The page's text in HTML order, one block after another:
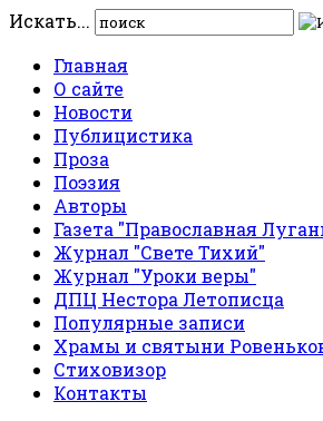
Искать...
Главная
О сайте
Новости
Публицистика
Проза
Поэзия
Авторы
Газета "Православная
Журнал "Свете Тихий"
Журнал "Уроки веры"
ДПЦ Нестора Летописца
Популярные записи
Храмы и святыни
Стиховизор
Контакты